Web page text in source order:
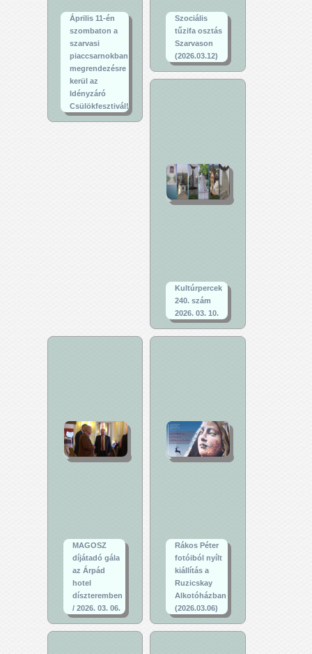
Április 11-én
szombaton a
szarvasi
piaccsarnokban
megrendezésre
kerül az
Idényzáró
Csülökfesztivál!
Szociális
tűzifa osztás
Szarvason
(2026.03.12)
Kultúrpercek
240. szám
2026. 03. 10.
MAGOSZ
díjátadó gála
az Árpád
hotel
díszteremben
/ 2026. 03. 06.
Rákos Péter
fotóiból nyílt
kiállítás a
Ruzicskay
Alkotóházban
(2026.03.06)